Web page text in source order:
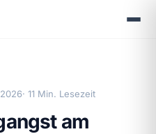
· 11 Min. Lesezeit
am